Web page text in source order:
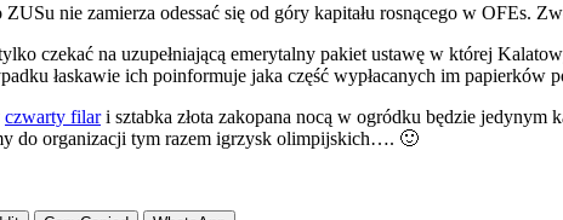
nie zamierza odessać się od góry kapitału rosnącego w OFEs.
czekać na uzupełniającą emerytalny pakiet ustawę w której
łaskawie ich poinformuje jaka część wypłacanych im
czwarty filari sztabka złota zakopana nocą w ogródku będzie jedynym
do organizacji tym razem igrzysk olimpijskich…. 🙂